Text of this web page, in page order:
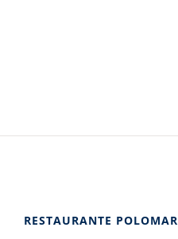
RESTAURANTE POLOMAR